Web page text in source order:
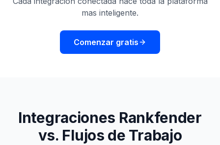
mas inteligente.
Comenzar gratis
Integraciones Rankfender
vs. Flujos de Trabajo